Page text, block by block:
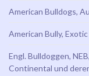
American Bulldogs,
American Bully,
Engl. Bulldoggen,
Continental und